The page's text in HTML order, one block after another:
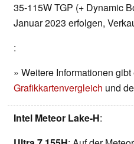
35-115W TGP (+ Dynamic
Januar 2023 erfolgen,
:
» Weitere Informationen
Grafikkartenvergleich und
Intel Meteor Lake-H: